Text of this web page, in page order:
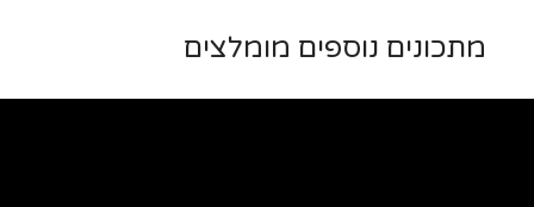
מתכונים נוספים מומלצים